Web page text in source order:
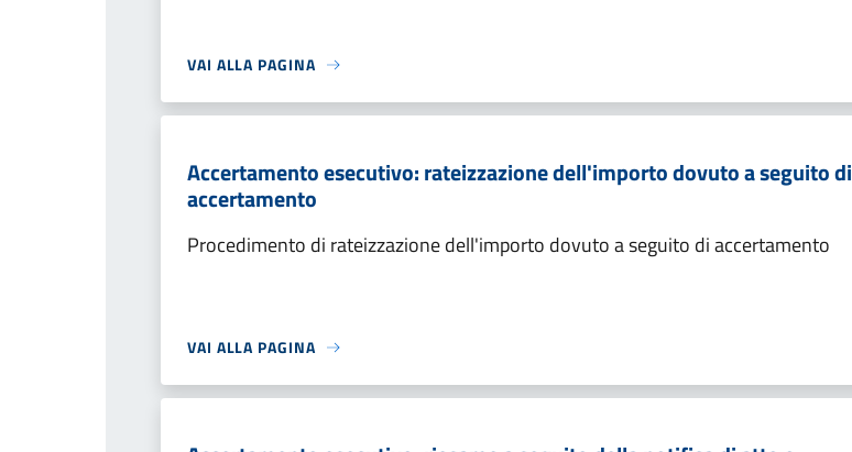
VAI ALLA PAGINA
Accertamento esecutivo: rateizzazione dell'importo dovuto a seguito di
accertamento
Procedimento di rateizzazione dell'importo dovuto a seguito di accertamento
VAI ALLA PAGINA